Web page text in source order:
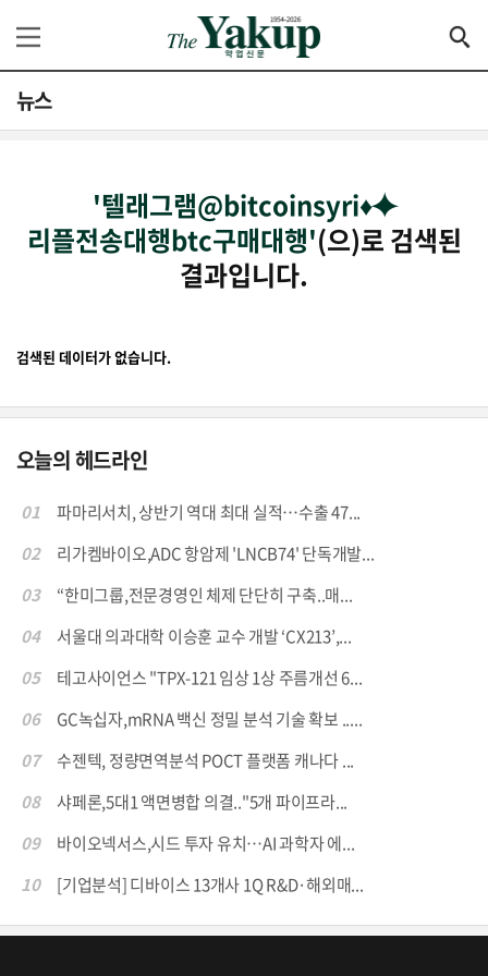
뉴스
'텔래그램@bitcoinsyri♦⯌
리플전송대행btc구매대행'(으)로 검색된
결과입니다.
검색된 데이터가 없습니다.
오늘의 헤드라인
01
파마리서치, 상반기 역대 최대 실적…수출 47...
02
리가켐바이오,ADC 항암제 'LNCB74' 단독개발...
03
“한미그룹,전문경영인 체제 단단히 구축..매...
04
서울대 의과대학 이승훈 교수 개발 ‘CX213’,...
05
테고사이언스 "TPX-121 임상 1상 주름개선 6...
06
GC녹십자,mRNA 백신 정밀 분석 기술 확보 .....
07
수젠텍, 정량면역분석 POCT 플랫폼 캐나다 ...
08
샤페론,5대1 액면병합 의결.."5개 파이프라...
09
바이오넥서스,시드 투자 유치…AI 과학자 에...
10
[기업분석] 디바이스 13개사 1Q R&D·해외매...